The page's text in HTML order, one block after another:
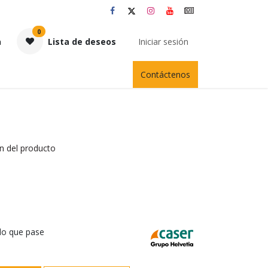
0
Lista de deseos Iniciar sesión
Contáctenos
del producto
que pase